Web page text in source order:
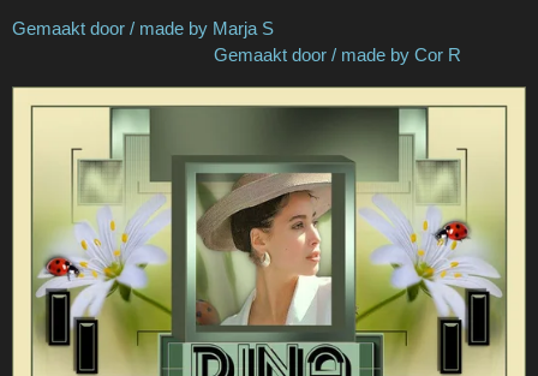
Gemaakt door / made by Marja S
Gemaakt door / made by Cor R